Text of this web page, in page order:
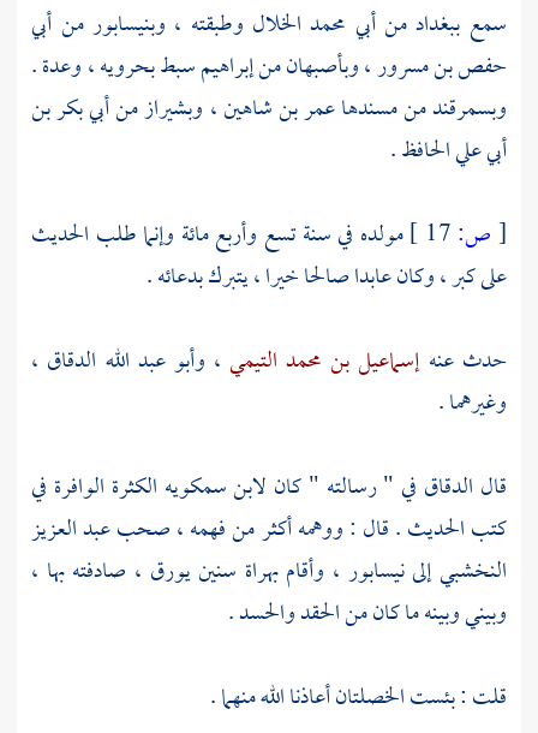
سمع ببغدادمن أبي محمد الخلال وطبقته ، وبنيسابورمن أبي
حفص بن مسرور،وبأصبهانمنإبراهيم سبط بحرويه، وعدة .
وبسمرقندمن مسندهاعمر بن شاهين، وبشيرازمنأبي بكر بن
أبي علي الحافظ.
[ص:
مولده في سنة تسع وأربع مائة وإنما طلب الحديث
على كبر ، وكان عابدا صالحا خيرا ، يتبرك بدعائه .
حدث عنهإسماعيل بن محمد التيمي ، وأبو عبد الله الدقاق ،
وغيرهما .
قال الدقاق في " رسالته " كان لابن سمكويه الكثرة الوافرة في
كتب الحديث . قال : ووهمه أكثر من فهمه ، صحبعبد العزيز
النخشبيإلىنيسابور ، وأقامبهراة سنين يورق ، صادفته بها ،
وبيني وبينه ما كان من الحقد والحسد .
قلت : بئست الخصلتان أعاذنا الله منهما .